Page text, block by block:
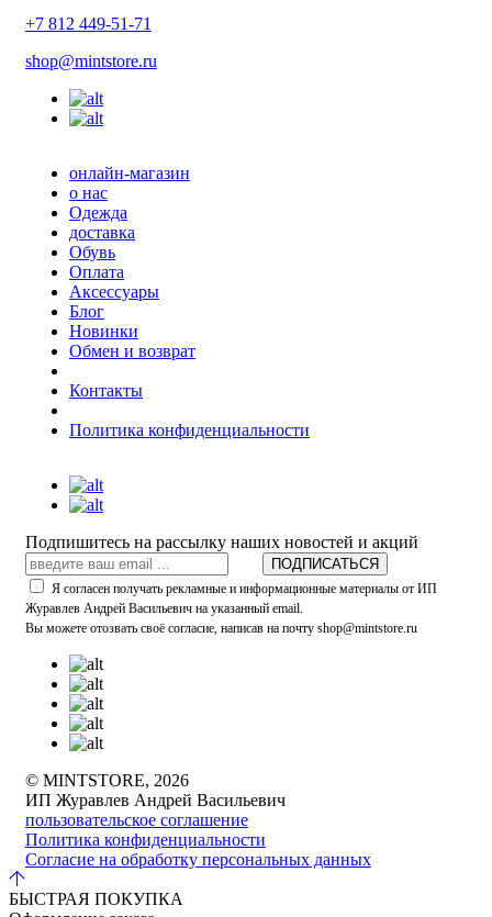
+7 812 449-51-71
shop@mintstore.ru
онлайн-магазин
о нас
Одежда
доставка
Обувь
Оплата
Аксессуары
Блог
Новинки
Обмен и возврат
Контакты
Политика конфиденциальности
Подпишитесь на рассылку наших новостей и акций
ПОДПИСАТЬСЯ
Я согласен получать рекламные и информационные материалы от ИП
Журавлев Андрей Васильевич на указанный email.
Вы можете отозвать своё согласие, написав на почту shop@mintstore.ru
© MINTSTORE, 2026
ИП Журавлев Андрей Васильевич
пользовательское соглашение
Политика конфиденциальности
Согласие на обработку персональных данных
БЫСТРАЯ ПОКУПКА